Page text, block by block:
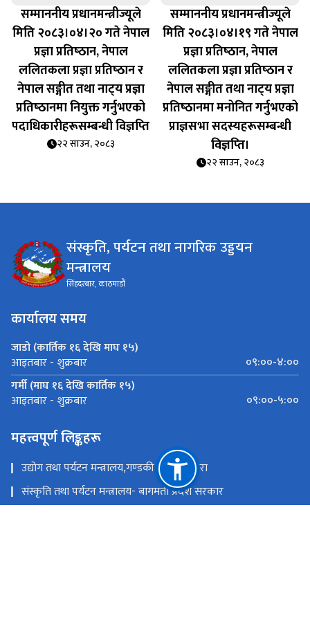
सम्माननीय प्रधानमन्त्रीज्यूले
मिति २०८३।०४।२० गते नेपाल
प्रज्ञा प्रतिष्‍ठान, नेपाल
ललितकला प्रज्ञा प्रतिष्‍ठान र
नेपाल सङ्गीत तथा नाट्‍य प्रज्ञा
प्रतिष्‍ठानमा नियुक्त गर्नुभएको
पदाधिकारीहरूसम्बन्धी विज्ञप्‍ति
२२ साउन, २०८३
सम्माननीय प्रधानमन्त्रीज्यूले
मिति २०८३।०४।१९ गते नेपाल
प्रज्ञा प्रतिष्‍ठान, नेपाल
ललितकला प्रज्ञा प्रतिष्‍ठान र
नेपाल सङ्गीत तथा नाट्‍य प्रज्ञा
प्रतिष्‍ठानमा मनोनित गर्नुभएको
प्राज्ञसभा सदस्यहरूसम्बन्धी
विज्ञप्‍ति।
२२ साउन, २०८३
संस्कृति, पर्यटन तथा नागरिक उड्डयन
मन्त्रालय
सिंहदरबार, काठमाडौं
कार्यालय समय
जाडो (कार्तिक १६ देखि माघ १५)
आइतबार - शुक्रबार
०९:००-४:००
गर्मी (माघ १६ देखि कार्तिक १५)
आइतबार - शुक्रबार ०९:००-५:००
महत्त्वपूर्ण लिङ्कहरू
उद्योग तथा पर्यटन मन्त्रालय,गण्डकी प्रदेश ,पोखरा
संस्कृति तथा पर्यटन मन्त्रालय- बागमती प्रदेश सरकार